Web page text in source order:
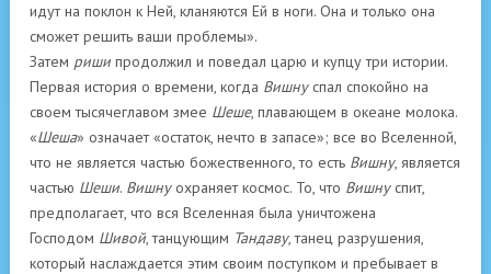
идут на поклон к Ней, кланяются Ей в ноги. Она и только она
сможет решить ваши проблемы».
Затем ришипродолжил и поведал царю и купцу три истории.
Первая история о времени, когда Вишнуспал спокойно на
своем тысячеглавом змее Шеше, плавающем в океане молока.
«Шеша» означает «остаток, нечто в запасе»; все во Вселенной,
что не является частью божественного, то есть Вишну, является
частью Шеши. Вишнуохраняет космос. То, что Вишнуспит,
предполагает, что вся Вселенная была уничтожена
Господом Шивой, танцующим Тандаву, танец разрушения,
который наслаждается этим своим поступком и пребывает в